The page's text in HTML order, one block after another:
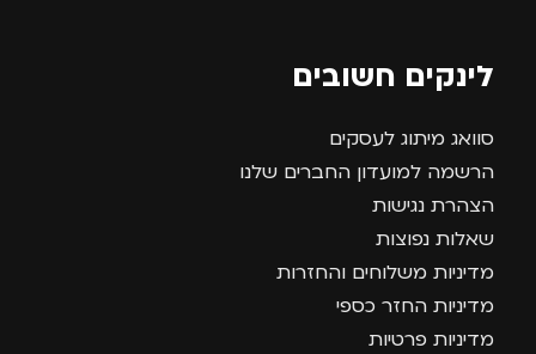
לינקים חשובים
סוואג מיתוג לעסקים
הרשמה למועדון החברים שלנו
הצהרת נגישות
שאלות נפוצות
מדיניות משלוחים והחזרות
מדיניות החזר כספי
מדיניות פרטיות